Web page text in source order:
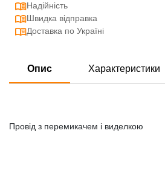
Надійність
Швидка відправка
Доставка по Україні
Опис Характеристики
Провід з перемикачем і виделкою